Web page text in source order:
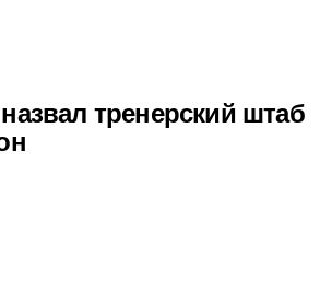
тренерский штаб